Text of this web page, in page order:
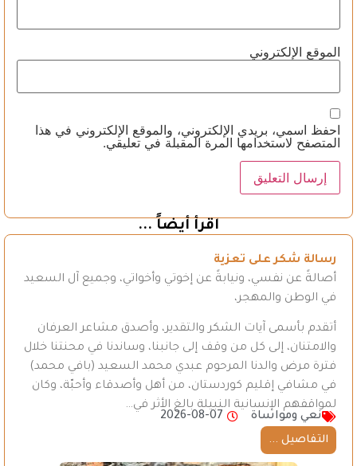
الموقع الإلكتروني
احفظ اسمي، بريدي الإلكتروني، والموقع الإلكتروني في هذا
المتصفح لاستخدامها المرة المقبلة في تعليقي.
اقرأ أيضاً ...
رسالة شكر على تعزية
أصالةً عن نفسي، ونيابةً عن إخوتي وأخواتي، وجميع آل السعيد
في الوطن والمهجر،
أتقدم بأسمى آيات الشكر والتقدير، وأصدق مشاعر العرفان
والامتنان، إلى كل من وقف إلى جانبنا، وساندنا في محنتنا خلال
فترة مرض والدنا المرحوم عبدي محمد السعيد (بافي محمد)
في مشافي إقليم كوردستان، من أهل وأصدقاء وأحبّة، وكان
لمواقفهم الإنسانية النبيلة بالغ الأثر في…
نعي ومواساة
2026-08-07
التفاصيل ...